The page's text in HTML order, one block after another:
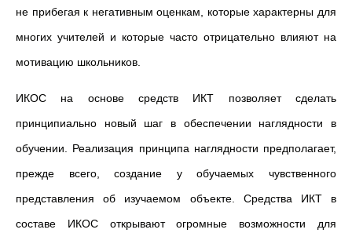
не прибегая к негативным оценкам, которые характерны для
многих учителей и которые часто отрицательно влияют на
мотивацию школьников.
ИКОС на основе средств ИКТ позволяет сделать
принципиально новый шаг в обеспечении наглядности в
обучении. Реализация принципа наглядности предполагает,
прежде всего, создание у обучаемых чувственного
представления об изучаемом объекте. Средства ИКТ в
составе ИКОС открывают огромные возможности для